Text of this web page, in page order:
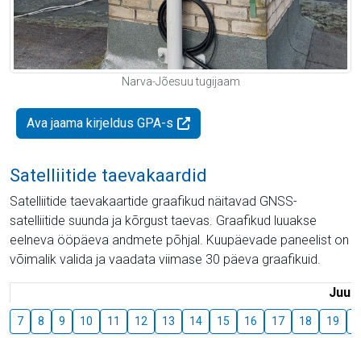
Narva-Jõesuu tugijaam
Ava jaama kirjeldus GPA-s
Satelliitide taevakaardid
Satelliitide taevakaartide graafikud näitavad GNSS-
satelliitide suunda ja kõrgust taevas. Graafikud luuakse
eelneva ööpäeva andmete põhjal. Kuupäevade paneelist on
võimalik valida ja vaadata viimase 30 päeva graafikuid.
Juuli
7 8 9 10 11 12 13 14 15 16 17 18 19